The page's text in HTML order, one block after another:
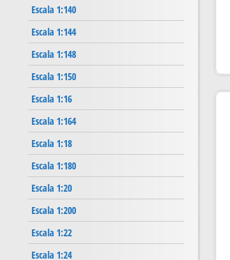
Escala 1:140
Escala 1:144
Escala 1:148
Escala 1:150
Escala 1:16
Escala 1:164
Escala 1:18
Escala 1:180
Escala 1:20
Escala 1:200
Escala 1:22
Escala 1:24